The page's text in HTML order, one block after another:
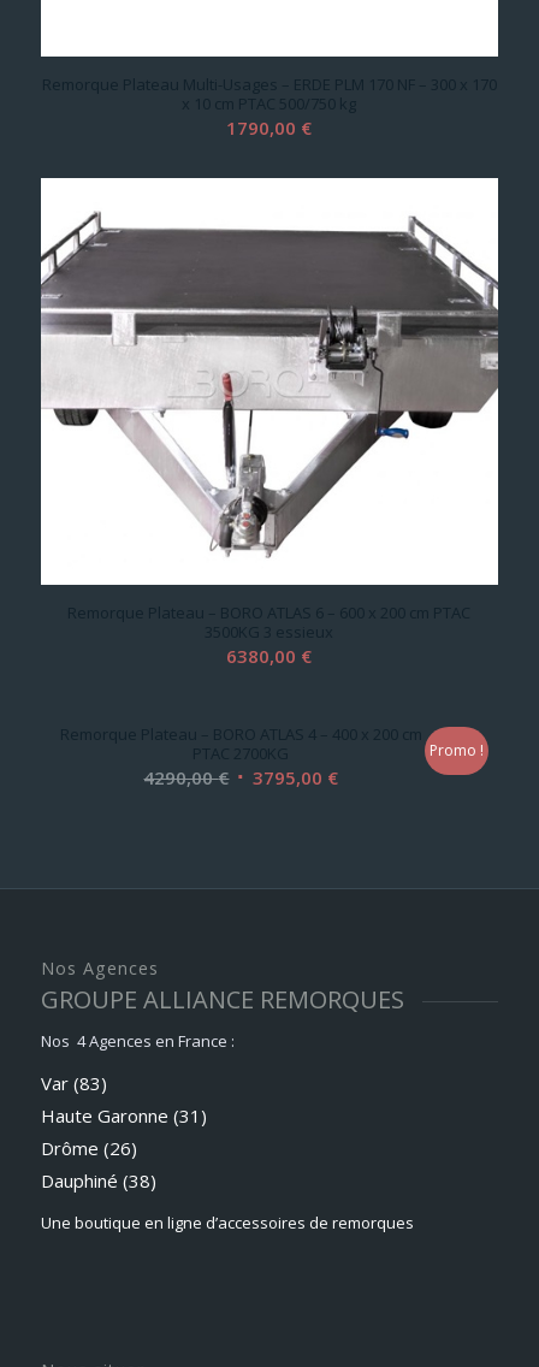
Remorque Plateau Multi-Usages – ERDE PLM 170 NF – 300 x 170
x 10 cm PTAC 500/750 kg
1790,00 €
Remorque Plateau – BORO ATLAS 6 – 600 x 200 cm PTAC
3500KG 3 essieux
6380,00 €
Remorque Plateau – BORO ATLAS 4 – 400 x 200 cm
PTAC 2700KG
4290,00€ Le
4290,00 €.
3795,00 €Le
3795,00 €.
Promo !
Nos Agences
GROUPE ALLIANCE REMORQUES
Nos 4 Agences en France :
Var (83)
Haute Garonne (31)
Drôme (26)
Dauphiné (38)
Une boutique en ligne d’accessoires de remorques